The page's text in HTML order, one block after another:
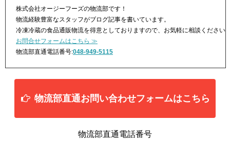
株式会社オージーフーズの物流部です！
物流経験豊富なスタッフがブログ記事を書いています。
冷凍冷蔵の食品通販物流を得意としておりますので、お気軽に相談ください
お問合せフォームはこちら ≫
物流部直通電話番号:048-949-5115
物流部直通お問い合わせフォームはこちら
物流部直通電話番号